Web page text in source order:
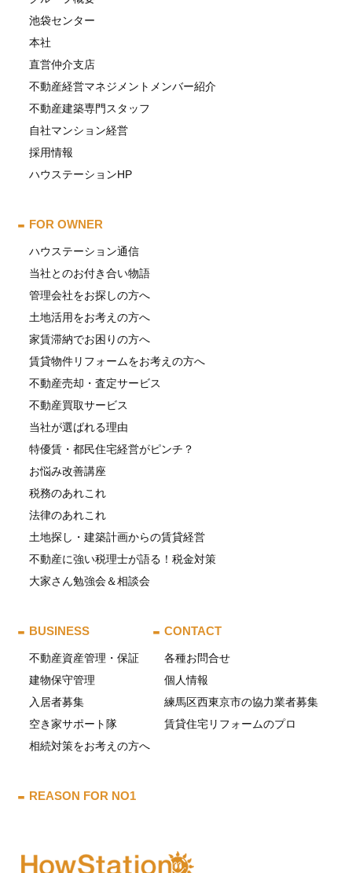
池袋センター
本社
直営仲介支店
不動産経営マネジメントメンバー紹介
不動産建築専門スタッフ
自社マンション経営
採用情報
ハウステーションHP
FOR OWNER
ハウステーション通信
当社とのお付き合い物語
管理会社をお探しの方へ
土地活用をお考えの方へ
家賃滞納でお困りの方へ
賃貸物件リフォームをお考えの方へ
不動産売却・査定サービス
不動産買取サービス
当社が選ばれる理由
特優賃・都民住宅経営がピンチ？
お悩み改善講座
税務のあれこれ
法律のあれこれ
土地探し・建築計画からの賃貸経営
不動産に強い税理士が語る！税金対策
大家さん勉強会＆相談会
BUSINESS
不動産資産管理・保証
建物保守管理
入居者募集
空き家サポート隊
相続対策をお考えの方へ
REASON FOR NO1
CONTACT
各種お問合せ
個人情報
練馬区西東京市の協力業者募集
賃貸住宅リフォームのプロ